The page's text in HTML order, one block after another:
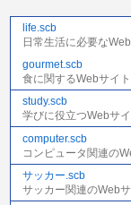
life.scb
日常生活に必要な
gourmet.scb
食に関するWebサイ
study.scb
学びに役立つWebサ
computer.scb
コンピュータ関連の
サッカー.scb
サッカー関連のWeb